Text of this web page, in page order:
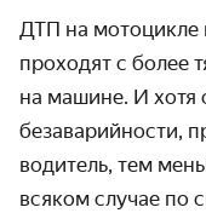
ДТП на мотоцикле
проходят с более
на машине. И хотя
безаварийности,
водитель, тем
всяком случае по